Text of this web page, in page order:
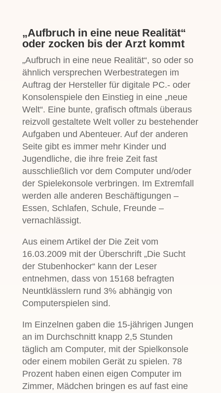
„Aufbruch in eine neue Realität“
oder zocken bis der Arzt kommt
„Aufbruch in eine neue Realität“, so oder so
ähnlich versprechen Werbestrategen im
Auftrag der Hersteller für digitale PC.- oder
Konsolenspiele den Einstieg in eine „neue
Welt“. Eine bunte, grafisch oftmals überaus
reizvoll gestaltete Welt voller zu bestehender
Aufgaben und Abenteuer. Auf der anderen
Seite gibt es immer mehr Kinder und
Jugendliche, die ihre freie Zeit fast
ausschließlich vor dem Computer und/oder
der Spielekonsole verbringen. Im Extremfall
werden alle anderen Beschäftigungen –
Essen, Schlafen, Schule, Freunde –
vernachlässigt.
Aus einem Artikel der Die Zeit vom
16.03.2009 mit der Überschrift „Die Sucht
der Stubenhocker“ kann der Leser
entnehmen, dass von 15168 befragten
Neuntklässlern rund 3% abhängig von
Computerspielen sind.
Im Einzelnen gaben die 15-jährigen Jungen
an im Durchschnitt knapp 2,5 Stunden
täglich am Computer, mit der Spielkonsole
oder einem mobilen Gerät zu spielen. 78
Prozent haben einen eigen Computer im
Zimmer, Mädchen bringen es auf fast eine